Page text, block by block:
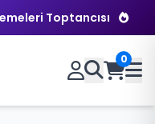
Toptancısı
0